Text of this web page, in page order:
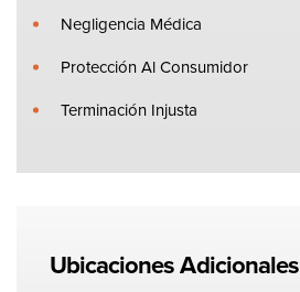
Negligencia Médica
Protección Al Consumidor
Terminación Injusta
Ubicaciones Adicionales